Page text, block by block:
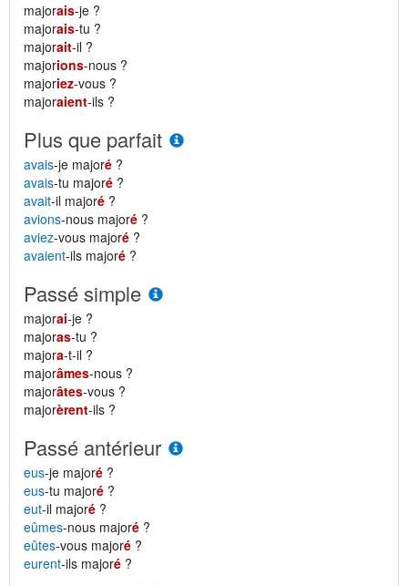
majorais-je ?
majorais-tu ?
majorait-il ?
majorions-nous ?
majoriez-vous ?
majoraient-ils ?
Plus que parfait
avais-je majoré ?
avais-tu majoré ?
avait-il majoré ?
avions-nous majoré ?
aviez-vous majoré ?
avaient-ils majoré ?
Passé simple
majorai-je ?
majoras-tu ?
majora-t-il ?
majorâmes-nous ?
majorâtes-vous ?
majorèrent-ils ?
Passé antérieur
eus-je majoré ?
eus-tu majoré ?
eut-il majoré ?
eûmes-nous majoré ?
eûtes-vous majoré ?
eurent-ils majoré ?